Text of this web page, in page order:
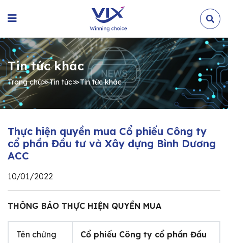
Tin tức khác
Trang chủ≫Tin tức≫Tin tức khác
Thực hiện quyền mua Cổ phiếu Công ty
cổ phần Đầu tư và Xây dựng Bình Dương
ACC
10/01/2022
THÔNG BÁO THỰC HIỆN QUYỀN MUA
Tên chứng
Cổ phiếu Công ty cổ phần Đầu